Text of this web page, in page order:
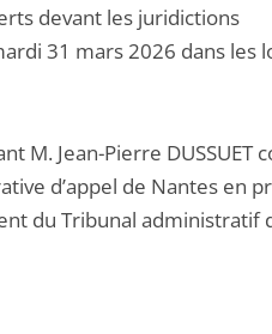
devant les juridictions
31 mars 2026 dans les
M. Jean-Pierre DUSSUET
d’appel de Nantes en
du Tribunal administratif